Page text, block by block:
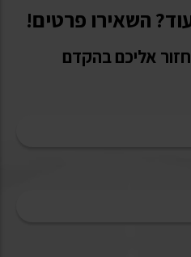
השאירו פרטים!
אליכם בהקדם